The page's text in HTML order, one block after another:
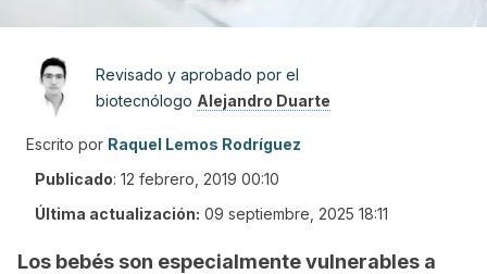
Revisado y aprobado por el
biotecnólogo Alejandro Duarte
Escrito por Raquel Lemos Rodríguez
Publicado: 12 febrero, 2019 00:10
Última actualización: 09 septiembre, 2025 18:11
Los bebés son especialmente vulnerables a